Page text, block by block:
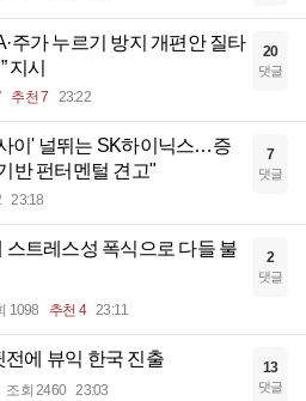
주가 누르기 방지 개편안 질타
지시
추천 7 23:22
20
댓글
이' 널뛰는 SK하이닉스…증
반 펀터멘털 견고"
23:18
7
댓글
스트레스성 폭식으로 다들 불
1098 추천 4 23:11
2
댓글
전에 뷰익 한국 진출
조회 2460 23:03
13
댓글